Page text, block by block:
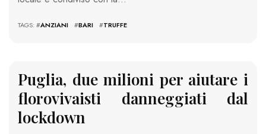
TAGS: #ANZIANI #BARI #TRUFFE
Puglia, due milioni per aiutare i
florovivaisti danneggiati dal
lockdown